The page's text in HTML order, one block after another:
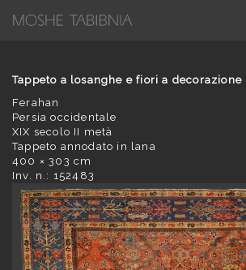
Tappeto a losanghe e fiori a
Ferahan
Persia occidentale
XIX secolo II metà
Tappeto annodato in lana
400 × 303 cm
Inv. n.: 152483